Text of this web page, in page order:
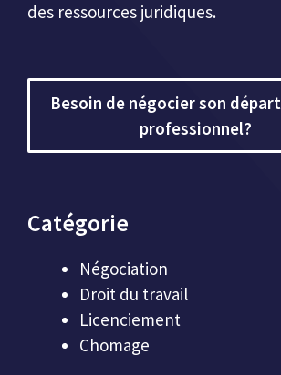
des ressources juridiques.
Besoin de négocier son
professionnel?
Catégorie
Négociation
Droit du travail
Licenciement
Chomage